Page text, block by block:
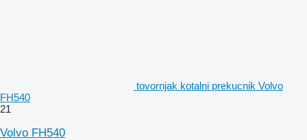
tovornjak kotalni prekucnik Volvo
FH540
21
Volvo FH540